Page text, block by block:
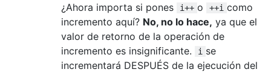
¿Ahora importa si pones i++ o ++i como
incremento aquí? No, no lo hace, ya que el
valor de retorno de la operación de
incremento es insignificante.
i se
incrementará DESPUÉS de la ejecución del